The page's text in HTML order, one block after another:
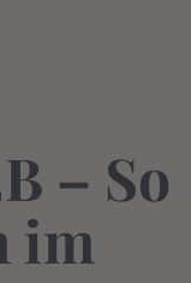
– So
im